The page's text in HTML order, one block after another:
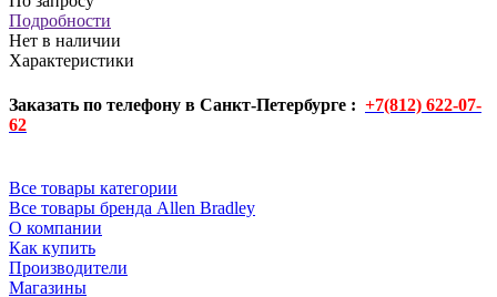
Подробности
Нет в наличии
Характеристики
Заказать по телефону в Санкт-Петербурге : +7(812) 622-07-
62
Все товары категории
Все товары бренда Allen Bradley
О компании
Как купить
Производители
Магазины